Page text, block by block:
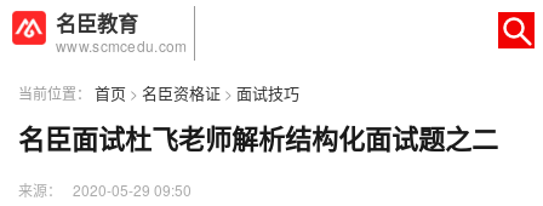
名臣教育
www.scmcedu.com
当前位置： 首页 > 名臣资格证 > 面试技巧
名臣面试杜飞老师解析结构化面试题之二
来源： 2020-05-29 09:50
AI智能助手 转人工